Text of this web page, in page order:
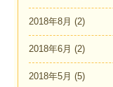
2018年8月 (2)
2018年6月 (2)
2018年5月 (5)